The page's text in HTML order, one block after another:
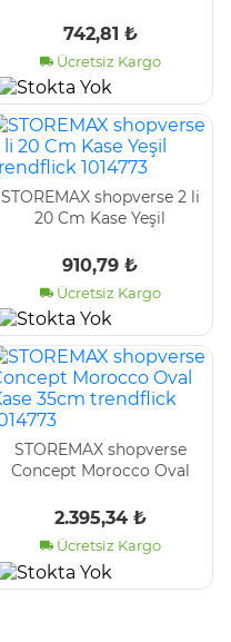
1014773
742,81 ₺
Ücretsiz Kargo
STOREMAX shopverse 2 li
20 Cm Kase Yeşil
910,79 ₺
Ücretsiz Kargo
STOREMAX shopverse
Concept Morocco Oval
1014773
2.395,34 ₺
Ücretsiz Kargo